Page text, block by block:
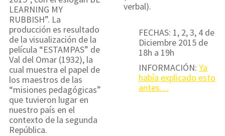
LEARNING MY
RUBBISH”. La
producción es resultado
de la visualización de la
película “ESTAMPAS” de
Val del Omar (1932), la
cual muestra el papel de
los maestros de las
“misiones pedagógicas”
que tuvieron lugar en
nuestro país en el
contexto de la segunda
República.
verbal).
FECHAS: 1, 2, 3, 4 de
Diciembre 2015 de
18h a 19h
INFORMACIÓN: Ya
había explicado esto
antes…